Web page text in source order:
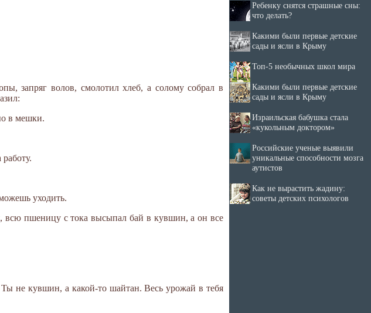
запряг волов, смолотил хлеб, а солому собрал в
в мешки.
уходить.
пшеницу с тока высыпал бай в кувшин, а он все
не кувшин, а какой-то шайтан. Весь урожай в тебя
Ребенку снятся страшные сны:
что делать?
Какими были первые детские
сады и ясли в Крыму
Топ-5 необычных школ мира
Какими были первые детские
сады и ясли в Крыму
Израильская бабушка стала
«кукольным доктором»
Российские ученые выявили
уникальные способности мозга
аутистов
Как не вырастить жадину:
советы детских психологов